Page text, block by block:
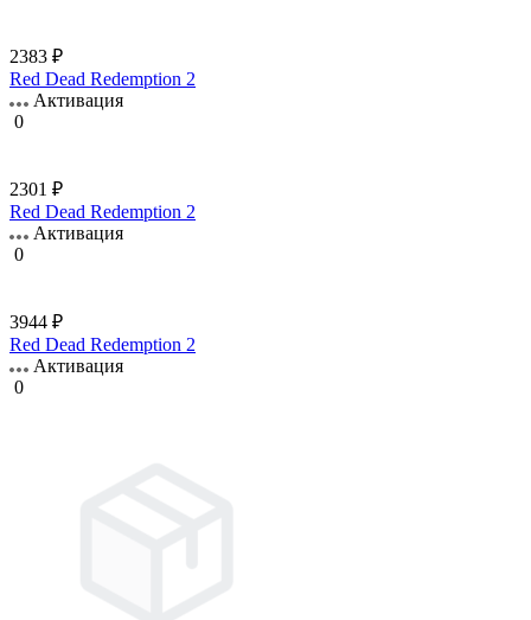
2383 ₽
Red Dead Redemption 2
Активация
0
2301 ₽
Red Dead Redemption 2
Активация
0
3944 ₽
Red Dead Redemption 2
Активация
0